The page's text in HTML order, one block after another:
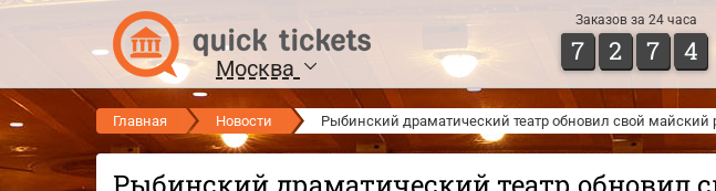
Москва
Заказов за 24 часа
7 2 7 4
Главная Новости Рыбинский драматический театр обновил свой майский